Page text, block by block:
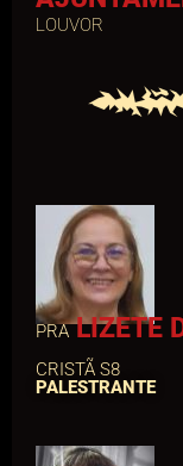
LOUVOR
PRALIZETE
CRISTÃ S8
PALESTRANTE